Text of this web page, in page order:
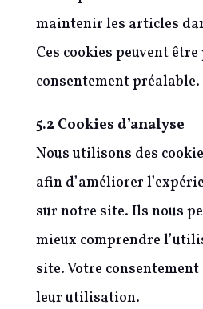
maintenir les articles
Ces cookies peuvent
consentement préalable.
5.2 Cookies d’analyse
Nous utilisons des
afin d’améliorer
sur notre site. Ils nous
mieux comprendre
site. Votre
leur utilisation.